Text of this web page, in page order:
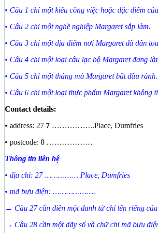
• Câu 1 chỉ một kiểu công việc hoặc đặc điểm
• Câu 2 chỉ một nghề nghiệp Margaret sắp làm.
• Câu 3 chỉ một địa điểm nơi Margaret đã dẫn
• Câu 4 chỉ một loại câu lạc bộ Margaret đang
• Câu 5 chỉ một tháng mà Margaret bắt đầu rảnh.
• Câu 6 chỉ một loại thực phẩm Margaret không
Contact details:
• address: 27 7 ……………..Place, Dumfries
• postcode: 8 ………………
Thông tin liên hệ
• địa chỉ: 27 …………… Place, Dumfries
• mã bưu điện: ……………….
→ Câu 27 cần điền một danh từ chỉ tên riêng
→ Câu 28 cần một dãy số và chữ chỉ mã bưu